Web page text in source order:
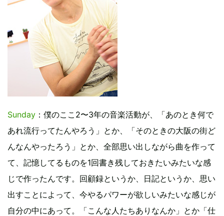
Sunday ：僕のここ2〜3年の音楽活動が、「あのとき何で
あれ流行ってたんやろう」とか、「そのときの大阪の街ど
んなんやったろう」とか、全部思い出しながら曲を作って
て、記憶してるものを1回書き残しておきたいみたいな感
じで作ったんです。回顧録というか、日記というか、思い
出すことによって、今やるパワーが欲しいみたいな感じが
自分の中にあって。「こんな人たちありなんか」とか「仕